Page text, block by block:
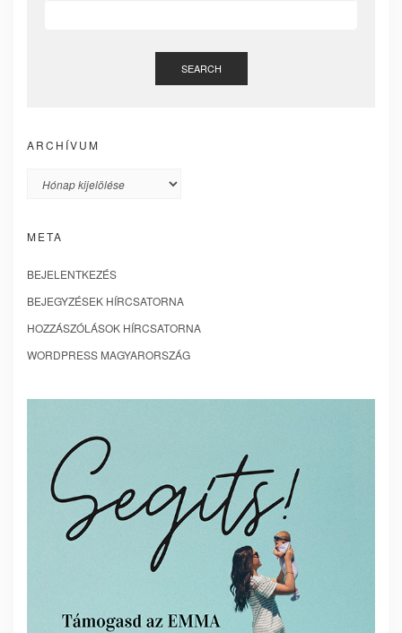
SEARCH
ARCHÍVUM
Archívum
META
BEJELENTKEZÉS
BEJEGYZÉSEK HÍRCSATORNA
HOZZÁSZÓLÁSOK HÍRCSATORNA
WORDPRESS MAGYARORSZÁG